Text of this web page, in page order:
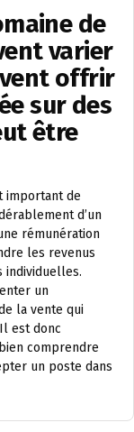
de
varier
offrir
sur des
être
important de
d’un
rémunération
les revenus
individuelles.
un
la vente qui
est donc
comprendre
un poste dans